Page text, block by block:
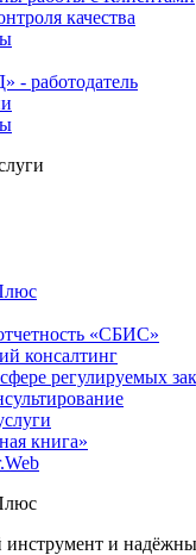
качества
- работодатель
«СБИС»
консалтинг
регулируемых
книга»
и